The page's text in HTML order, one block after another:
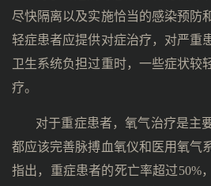
尽快隔离以及实施恰当的感染预防
轻症患者应提供对症治疗，对严重
卫生系统负担过重时，一些症状较
疗。
对于重症患者，氧气治疗是主
都应该完善脉搏血氧仪和医用氧气
指出，重症患者的死亡率超过50%